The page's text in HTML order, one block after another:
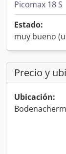
Picomax 18 S
Estado:
muy bueno
Precio y
Ubicación: